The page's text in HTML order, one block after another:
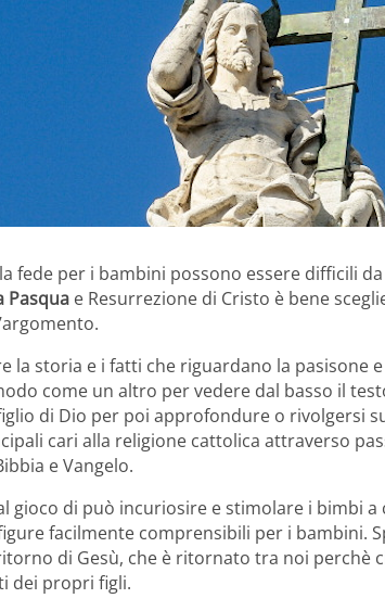
fede per i bambini possono essere difficili
Pasqua e Resurrezione di Cristo è bene
la storia e i fatti che riguardano la pasisone
come un altro per vedere dal basso il
di Dio per poi approfondure o rivolgersi
cari alla religione cattolica attraverso
e Vangelo.
gioco di può incuriosire e stimolare i bimbi
facilmente comprensibili per i bambini.
di Gesù, che è ritornato tra noi perchè
dei propri figli.